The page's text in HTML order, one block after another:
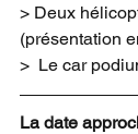
> Deux
(présentation
>  Le car
La date